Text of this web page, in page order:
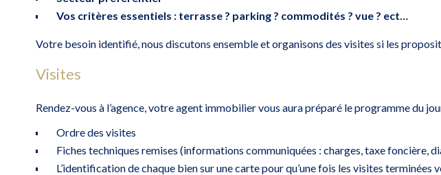
Vos critères essentiels : terrasse ? parking ? commodités ? vue ? ect…
Votre besoin identifié, nous discutons ensemble et organisons des visites si les
Visites
Rendez-vous à l’agence, votre agent immobilier vous aura préparé le programme du
Ordre des visites
Fiches techniques remises (informations communiquées : charges, taxe foncière,
L’identification de chaque bien sur une carte pour qu’une fois les visites terminées